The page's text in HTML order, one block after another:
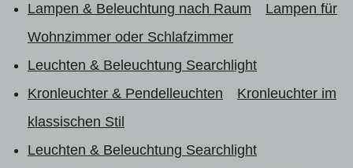
Lampen & Beleuchtung nach Raum
Lampen für
Wohnzimmer oder Schlafzimmer
Leuchten & Beleuchtung Searchlight
Kronleuchter & Pendelleuchten
Kronleuchter im
klassischen Stil
Leuchten & Beleuchtung Searchlight